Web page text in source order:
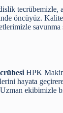
tecrübemizle,
öncüyüz.
HPK
hayata
ekibimizle